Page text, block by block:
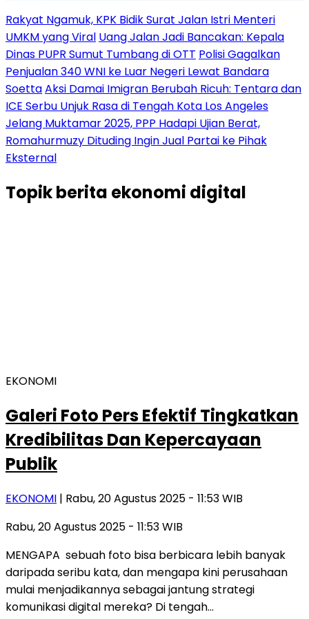
Rakyat Ngamuk, KPK Bidik Surat Jalan Istri Menteri
UMKM yang Viral Uang Jalan Jadi Bancakan: Kepala
Dinas PUPR Sumut Tumbang di OTT Polisi Gagalkan
Penjualan 340 WNI ke Luar Negeri Lewat Bandara
SoettaAksi Damai Imigran Berubah Ricuh: Tentara dan
ICE Serbu Unjuk Rasa di Tengah Kota Los Angeles
Jelang Muktamar 2025, PPP Hadapi Ujian Berat,
Romahurmuzy Dituding Ingin Jual Partai ke Pihak
Eksternal
Topikberita ekonomi digital
EKONOMI
Galeri Foto Pers Efektif Tingkatkan
Kredibilitas Dan Kepercayaan
Publik
EKONOMI | Rabu, 20 Agustus 2025 - 11:53 WIB
Rabu, 20 Agustus 2025 - 11:53 WIB
MENGAPA sebuah foto bisa berbicara lebih banyak
daripada seribu kata, dan mengapa kini perusahaan
mulai menjadikannya sebagai jantung strategi
komunikasi digital mereka? Di tengah…